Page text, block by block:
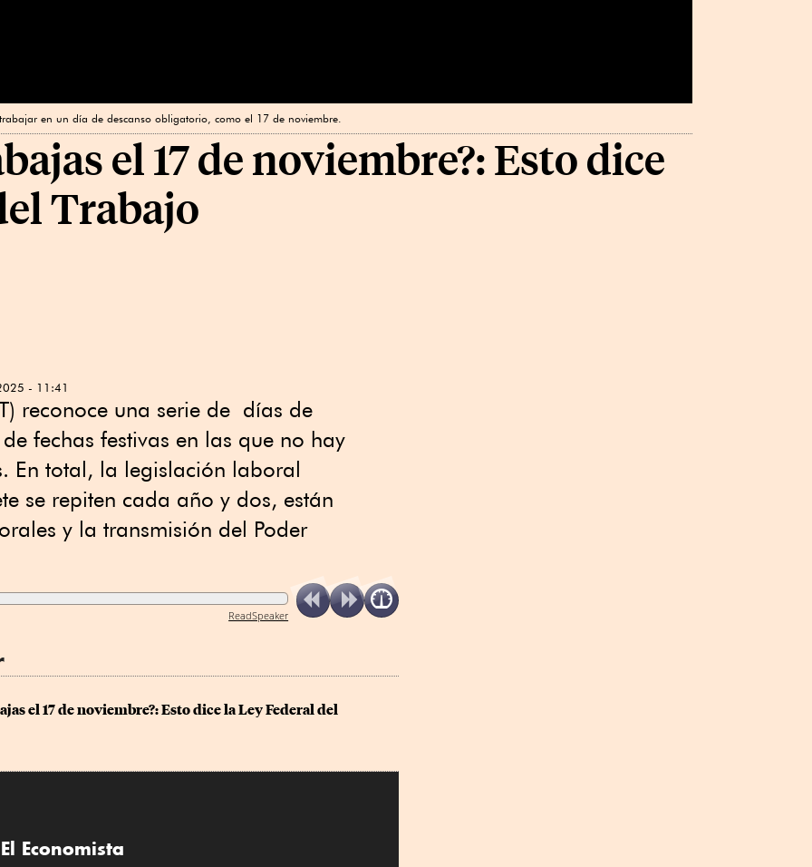
en un día de descanso obligatorio, como el 17 de noviembre.
el 17 de noviembre?: Esto dice
Trabajo
- 11:41
reconoce una serie de días de
fechas festivas en las que no hay
En total, la legislación laboral
se repiten cada año y dos, están
y la transmisión del Poder
ReadSpeaker
el 17 de noviembre?: Esto dice la Ley Federal del
Economista